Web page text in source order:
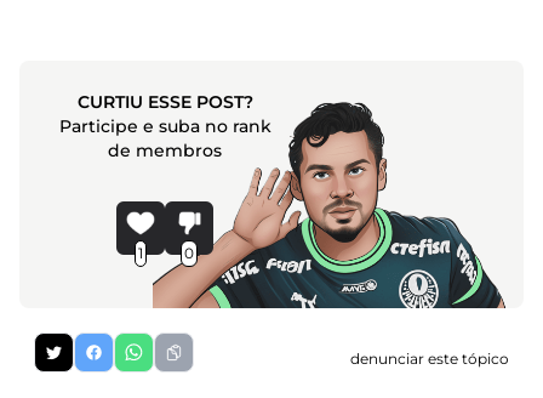
CURTIU ESSE POST?
Participe e suba no rank
de membros
1 0
denunciar este tópico